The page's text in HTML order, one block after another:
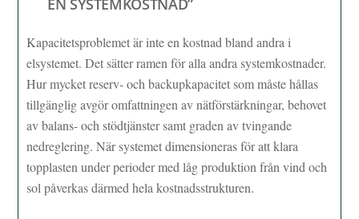
Kapacitetsproblemet är inte en kostnad bland andra i
elsystemet. Det sätter ramen för alla andra systemkostnader.
Hur mycket reserv- och backupkapacitet som måste hållas
tillgänglig avgör omfattningen av nätförstärkningar, behovet
av balans- och stödtjänster samt graden av tvingande
nedreglering. När systemet dimensioneras för att klara
topplasten under perioder med låg produktion från vind och
sol påverkas därmed hela kostnadsstrukturen.